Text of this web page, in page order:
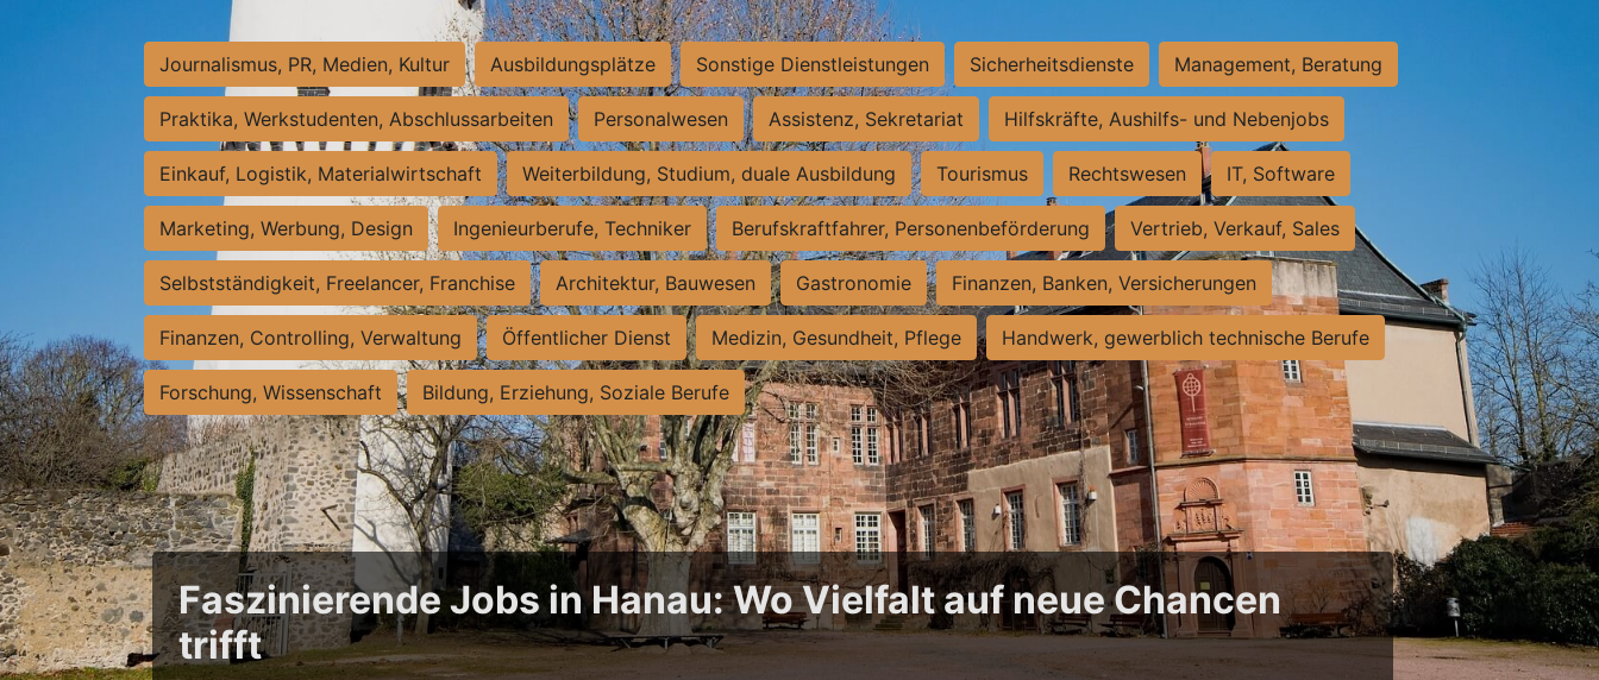
Journalismus, PR, Medien, Kultur Ausbildungsplätze Sonstige Dienstleistungen Sicherheitsdienste Management, Beratung
Praktika, Werkstudenten, Abschlussarbeiten Personalwesen Assistenz, Sekretariat Hilfskräfte, Aushilfs- und Nebenjobs
Einkauf, Logistik, Materialwirtschaft Weiterbildung, Studium, duale Ausbildung Tourismus Rechtswesen IT, Software
Marketing, Werbung, Design Ingenieurberufe, Techniker Berufskraftfahrer, Personenbeförderung Vertrieb, Verkauf, Sales
Selbstständigkeit, Freelancer, Franchise Architektur, Bauwesen Gastronomie Finanzen, Banken, Versicherungen
Finanzen, Controlling, Verwaltung Öffentlicher Dienst Medizin, Gesundheit, Pflege Handwerk, gewerblich technische Berufe
Forschung, Wissenschaft Bildung, Erziehung, Soziale Berufe
Faszinierende Jobs in Hanau: Wo Vielfalt auf neue Chancen
trifft